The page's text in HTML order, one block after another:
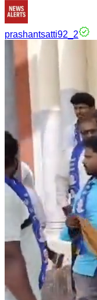
prashantsatti92_2